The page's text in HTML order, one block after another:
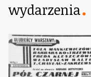
wydarzenia